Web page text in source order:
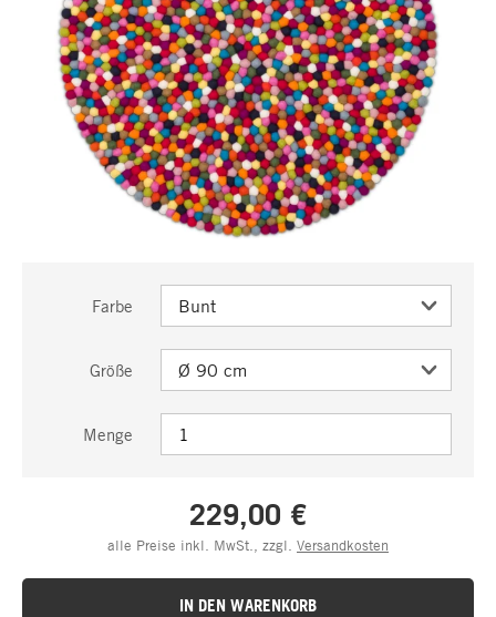
Farbe
Größe
Menge
229,00 €
alle Preise inkl. MwSt., zzgl. Versandkosten
IN DEN WARENKORB